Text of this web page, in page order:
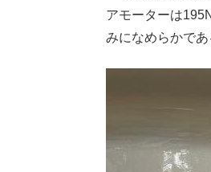
アモーターは
みになめらかで